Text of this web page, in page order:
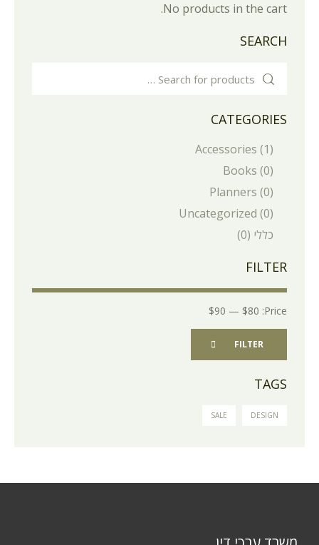
No products in the cart.
SEARCH
CATEGORIES
Accessories (1)
Books (0)
Planners (0)
Uncategorized (0)
כללי (0)
FILTER
FILTER
Price:
$80
—
$90
TAGS
DESIGN
SALE